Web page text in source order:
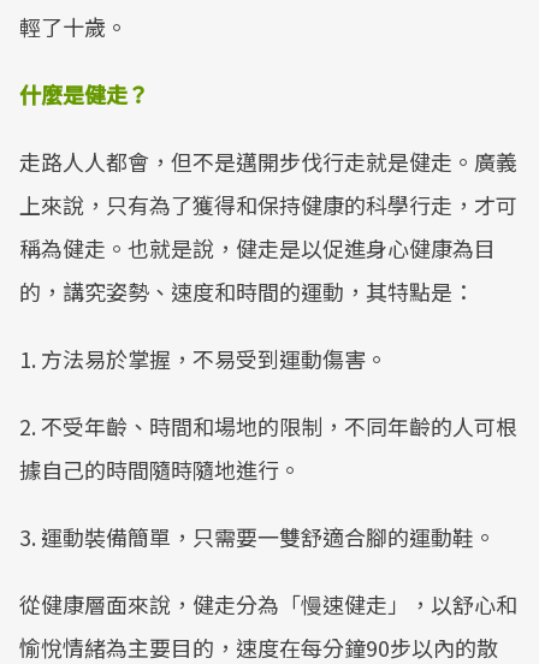
輕了十歲。
什麼是健走？
走路人人都會，但不是邁開步伐行走就是健走。廣義
上來說，只有為了獲得和保持健康的科學行走，才可
稱為健走。也就是說，健走是以促進身心健康為目
的，講究姿勢、速度和時間的運動，其特點是：
1. 方法易於掌握，不易受到運動傷害。
2. 不受年齡、時間和場地的限制，不同年齡的人可根
據自己的時間隨時隨地進行。
3. 運動裝備簡單，只需要一雙舒適合腳的運動鞋。
從健康層面來說，健走分為「慢速健走」，以舒心和
愉悅情緒為主要目的，速度在每分鐘90步以內的散